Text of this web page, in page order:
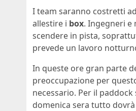
I team saranno costretti
allestire i box. Ingegneri e
scendere in pista,
prevede un lavoro
In queste ore gran parte
preoccupazione per
necessario. Per il
domenica sera tutto